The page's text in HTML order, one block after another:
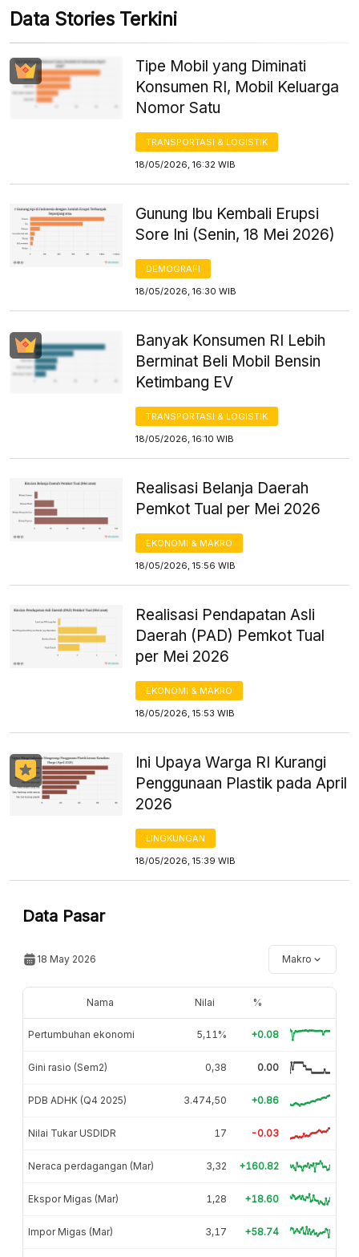
Data Stories Terkini
Tipe Mobil yang Diminati
Konsumen RI, Mobil Keluarga
Nomor Satu
TRANSPORTASI & LOGISTIK
18/05/2026, 16:32 WIB
Gunung Ibu Kembali Erupsi
Sore Ini (Senin, 18 Mei 2026)
DEMOGRAFI
18/05/2026, 16:30 WIB
Banyak Konsumen RI Lebih
Berminat Beli Mobil Bensin
Ketimbang EV
TRANSPORTASI & LOGISTIK
18/05/2026, 16:10 WIB
Realisasi Belanja Daerah
Pemkot Tual per Mei 2026
EKONOMI & MAKRO
18/05/2026, 15:56 WIB
Realisasi Pendapatan Asli
Daerah (PAD) Pemkot Tual
per Mei 2026
EKONOMI & MAKRO
18/05/2026, 15:53 WIB
Ini Upaya Warga RI Kurangi
Penggunaan Plastik pada April
2026
LINGKUNGAN
18/05/2026, 15:39 WIB
Data Pasar
18 May 2026 Makro
Nama Nilai %
Pertumbuhan ekonomi 5,11% +0.08
Gini rasio (Sem2) 0,38 0.00
PDB ADHK (Q4 2025) 3.474,50 +0.86
Nilai Tukar USDIDR 17 -0.03
Neraca perdagangan (Mar) 3,32 +160.82
Ekspor Migas (Mar) 1,28 +18.60
Impor Migas (Mar) 3,17 +58.74